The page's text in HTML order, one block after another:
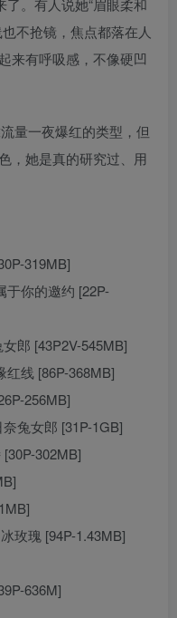
了。有人说她“眉眼柔和
不抢镜，焦点都落在人
来有呼吸感，不像硬凹
量一夜爆红的类型，但
，她是真的研究过、用
319MB]
于你的邀约 [22P-
郎 [43P2V-545MB]
红线 [86P-368MB]
256MB]
兔女郎 [31P-1GB]
302MB]
玫瑰 [94P-1.43MB]
636M]